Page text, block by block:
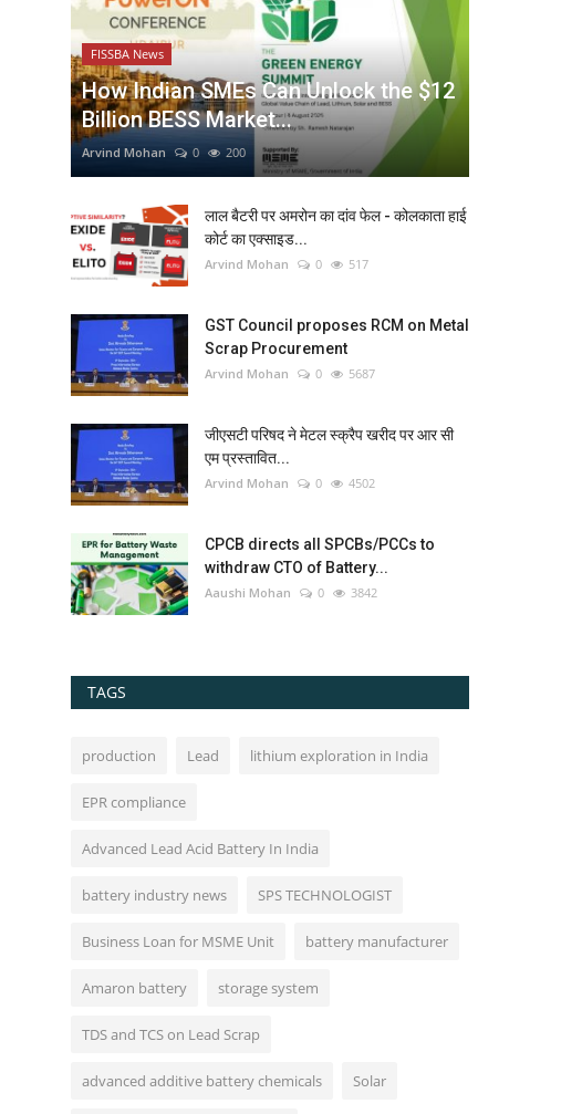
FISSBA News
How Indian SMEs Can Unlock the $12
Billion BESS Market...
Arvind Mohan 0 200
लाल बैटरी पर अमरोन का दांव फेल - कोलकाता हाई
कोर्ट का एक्साइड...
Arvind Mohan 0 517
GST Council proposes RCM on Metal
Scrap Procurement
Arvind Mohan 0 5687
जीएसटी परिषद ने मेटल स्क्रैप खरीद पर आर सी
एम प्रस्तावित...
Arvind Mohan 0 4502
CPCB directs all SPCBs/PCCs to
withdraw CTO of Battery...
Aaushi Mohan 0 3842
TAGS
production Lead lithium exploration in India
EPR compliance
Advanced Lead Acid Battery In India
battery industry news SPS TECHNOLOGIST
Business Loan for MSME Unit battery manufacturer
Amaron battery storage system
TDS and TCS on Lead Scrap
advanced additive battery chemicals Solar